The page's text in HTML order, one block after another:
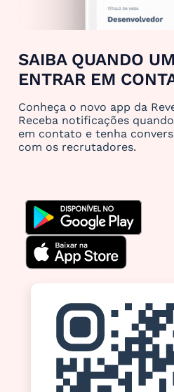
SAIBA QUANDO
ENTRAR EM
Conheça o novo app da
Receba notificações
em contato e tenha
com os recrutadores.